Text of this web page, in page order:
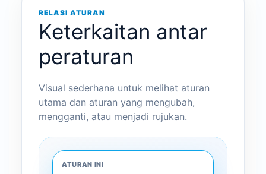
RELASI ATURAN
Keterkaitan antar
peraturan
Visual sederhana untuk melihat aturan
utama dan aturan yang mengubah,
mengganti, atau menjadi rujukan.
ATURAN INI